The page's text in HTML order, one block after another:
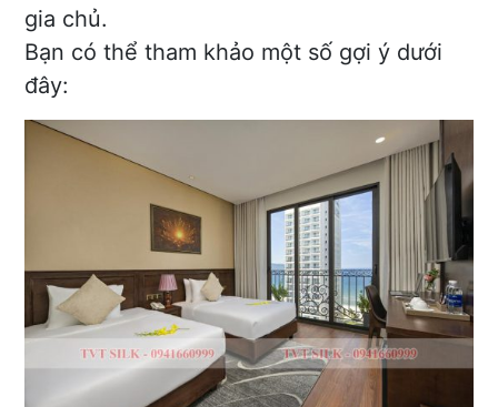
gia chủ.
Bạn có thể tham khảo một số gợi ý dưới
đây: